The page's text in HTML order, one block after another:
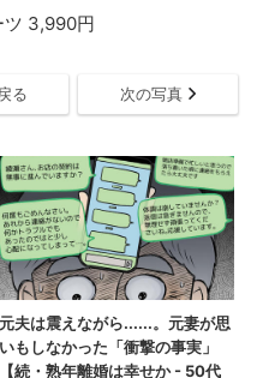
ツ 3,990円
る 次の写真